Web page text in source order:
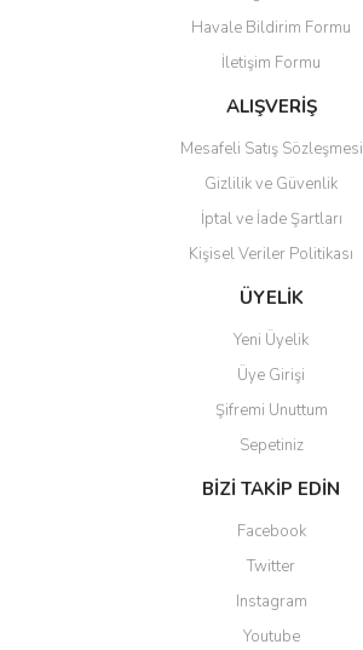
Bu ürüne benzer farklı alternatifler olmalı.
Gönder
Havale Bildirim Formu
İletişim Formu
ALIŞVERİŞ
Mesafeli Satış Sözleşmesi
Gizlilik ve Güvenlik
İptal ve İade Şartları
Kişisel Veriler Politikası
ÜYELİK
Yeni Üyelik
Üye Girişi
Şifremi Unuttum
Sepetiniz
BİZİ TAKİP EDİN
Facebook
Twitter
Instagram
Youtube